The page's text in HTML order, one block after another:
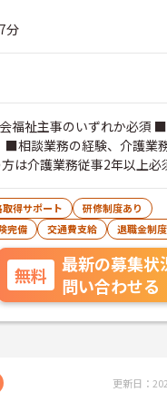
分
福祉主事のいずれか必須
■相談業務の経験、介護業
は介護業務従事2年以上必
取得サポート
研修制度あり
完備 交通費支給 退職金制
無料
最新の募集状
問い合わせる
更新日：